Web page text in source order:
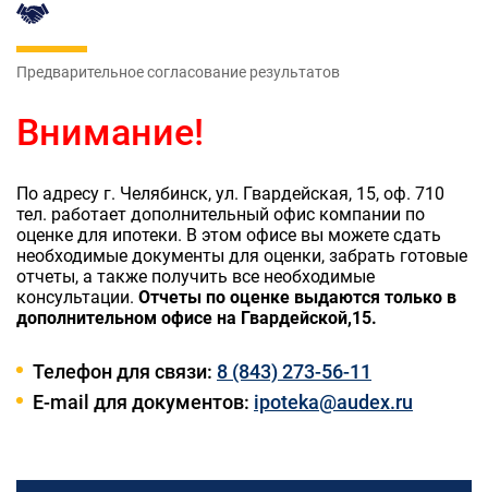
Предварительное согласование результатов
Внимание!
По адресу г. Челябинск, ул. Гвардейская, 15, оф. 710
тел. работает дополнительный офис компании по
оценке для ипотеки. В этом офисе вы можете сдать
необходимые документы для оценки, забрать готовые
отчеты, а также получить все необходимые
консультации. Отчеты по оценке выдаются только в
дополнительном офисе на Гвардейской,15.
Телефон для связи: 8 (843) 273-56-11
E-mail для документов: ipoteka@audex.ru